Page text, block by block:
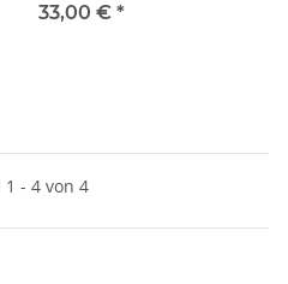
33,00 € *
- 4 von 4